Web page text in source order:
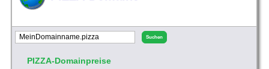
PIZZA-Domainpreise